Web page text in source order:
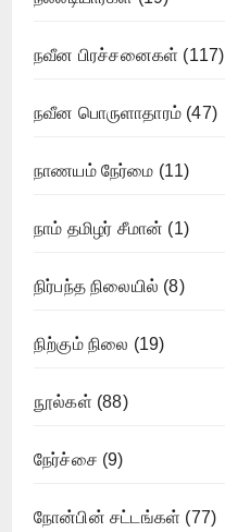
நவீன பிரச்சனைகள் (117)
நவீன பொருளாதாரம் (47)
நாணயம் நேர்மை (11)
நாம் தமிழர் சீமான் (1)
நிர்பந்த நிலையில் (8)
நிற்கும் நிலை (19)
நூல்கள் (88)
நேர்ச்சை (9)
நோன்பின் சட்டங்கள் (77)